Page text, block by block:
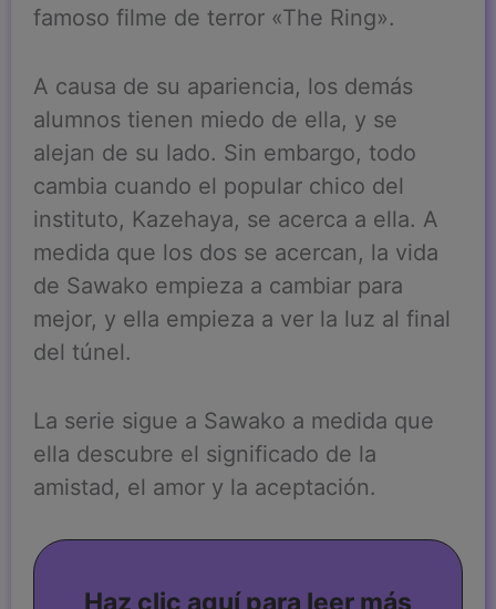
famoso filme de terror «The Ring».
A causa de su apariencia, los demás
alumnos tienen miedo de ella, y se
alejan de su lado. Sin embargo, todo
cambia cuando el popular chico del
instituto, Kazehaya, se acerca a ella. A
medida que los dos se acercan, la vida
de Sawako empieza a cambiar para
mejor, y ella empieza a ver la luz al final
del túnel.
La serie sigue a Sawako a medida que
ella descubre el significado de la
amistad, el amor y la aceptación.
Haz clic aquí para leer más